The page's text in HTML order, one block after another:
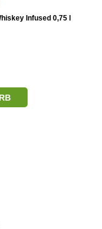
Infused 0,75 l